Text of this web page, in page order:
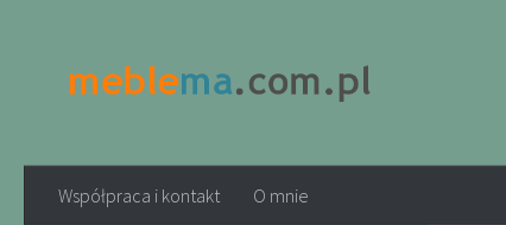
Współpraca i kontakt O mnie